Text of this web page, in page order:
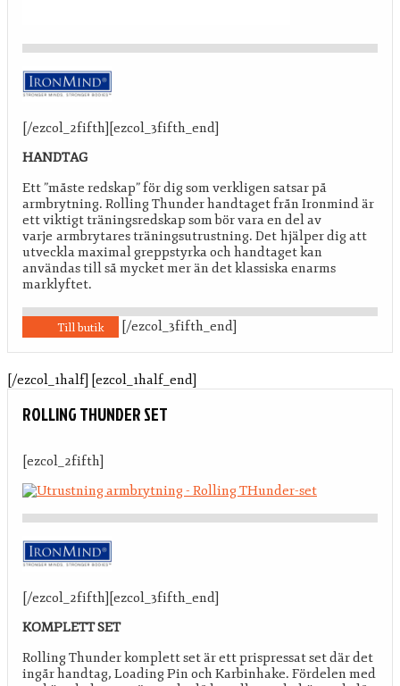
[/ezcol_2fifth][ezcol_3fifth_end]
HANDTAG
Ett ”måste redskap” för dig som verkligen satsar på
armbrytning. Rolling Thunder handtaget från Ironmind är
ett viktigt träningsredskap som bör vara en del av
varje armbrytares träningsutrustning. Det hjälper dig att
utveckla maximal greppstyrka och handtaget kan
användas till så mycket mer än det klassiska enarms
marklyftet.
Till butik [/ezcol_3fifth_end]
[/ezcol_1half] [ezcol_1half_end]
ROLLING THUNDER SET
[ezcol_2fifth]
[/ezcol_2fifth][ezcol_3fifth_end]
KOMPLETT SET
Rolling Thunder komplett set är ett prispressat set där det
ingår handtag, Loading Pin och Karbinhake. Fördelen med